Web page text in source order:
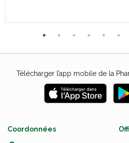
Télécharger l’app mobile de la
Coordonnées